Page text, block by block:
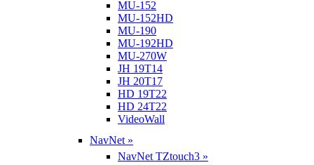
MU-152
MU-152HD
MU-190
MU-192HD
MU-270W
JH 19T14
JH 20T17
HD 19T22
HD 24T22
VideoWall
NavNet »
NavNet TZtouch3 »